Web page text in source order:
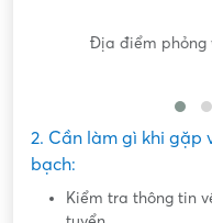
Nội dung mô tả công
2. Cần làm gì khi gặp
bạch:
Kiểm tra thông tin